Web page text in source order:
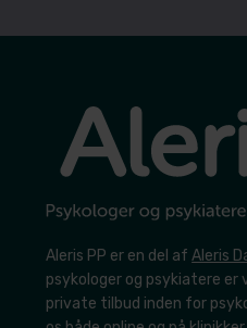
Aleris PP er en del afAleris
psykologer og psykiatere
private tilbud inden for